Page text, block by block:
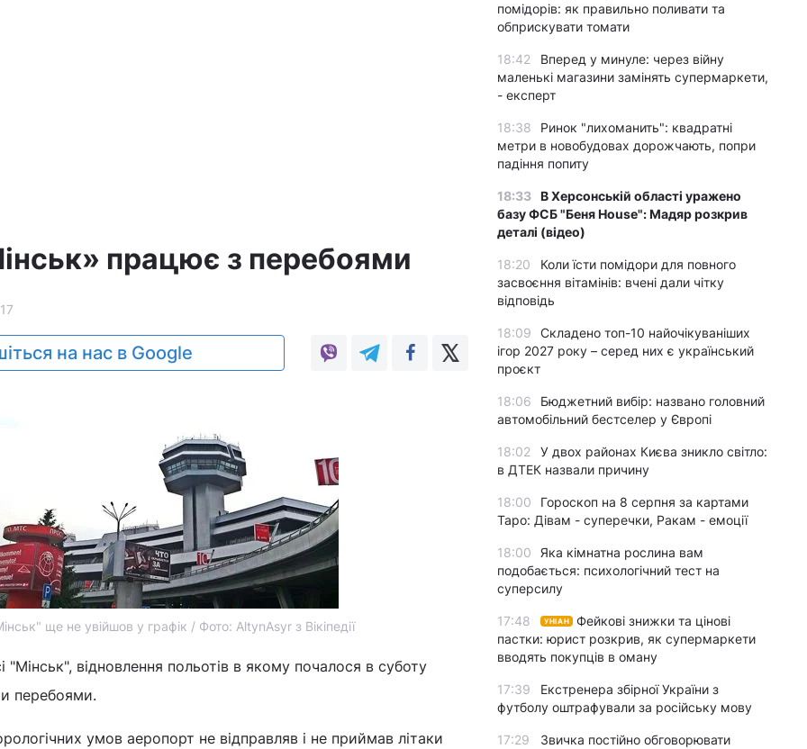
працює з перебоями
на нас в Google
ще не увійшов у графік / Фото: AltynAsyr з Вікіпедії
"Мінськ", відновлення польотів в якому почалося в суботу
перебоями.
умов аеропорт не відправляв і не приймав літаки
помідорів: як правильно поливати та
обприскувати томати
18:42
Вперед у минуле: через війну
маленькі магазини замінять супермаркети,
- експерт
18:38
Ринок "лихоманить": квадратні
метри в новобудовах дорожчають, попри
падіння попиту
18:33 В Херсонській області уражено
базу ФСБ "Беня House": Мадяр розкрив
деталі (відео)
18:20
Коли їсти помідори для повного
засвоєння вітамінів: вчені дали чітку
відповідь
18:09
Складено топ-10 найочікуваніших
ігор 2027 року – серед них є український
проєкт
18:06
Бюджетний вибір: названо головний
автомобільний бестселер у Європі
18:02
У двох районах Києва зникло світло:
в ДТЕК назвали причину
18:00
Гороскоп на 8 серпня за картами
Таро: Дівам - суперечки, Ракам - емоції
18:00
Яка кімнатна рослина вам
подобається: психологічний тест на
суперсилу
17:48 УНІАН
Фейкові знижки та цінові
пастки: юрист розкрив, як супермаркети
вводять покупців в оману
17:39
Екстренера збірної України з
футболу оштрафували за російську мову
17:29
Звичка постійно обговорювати